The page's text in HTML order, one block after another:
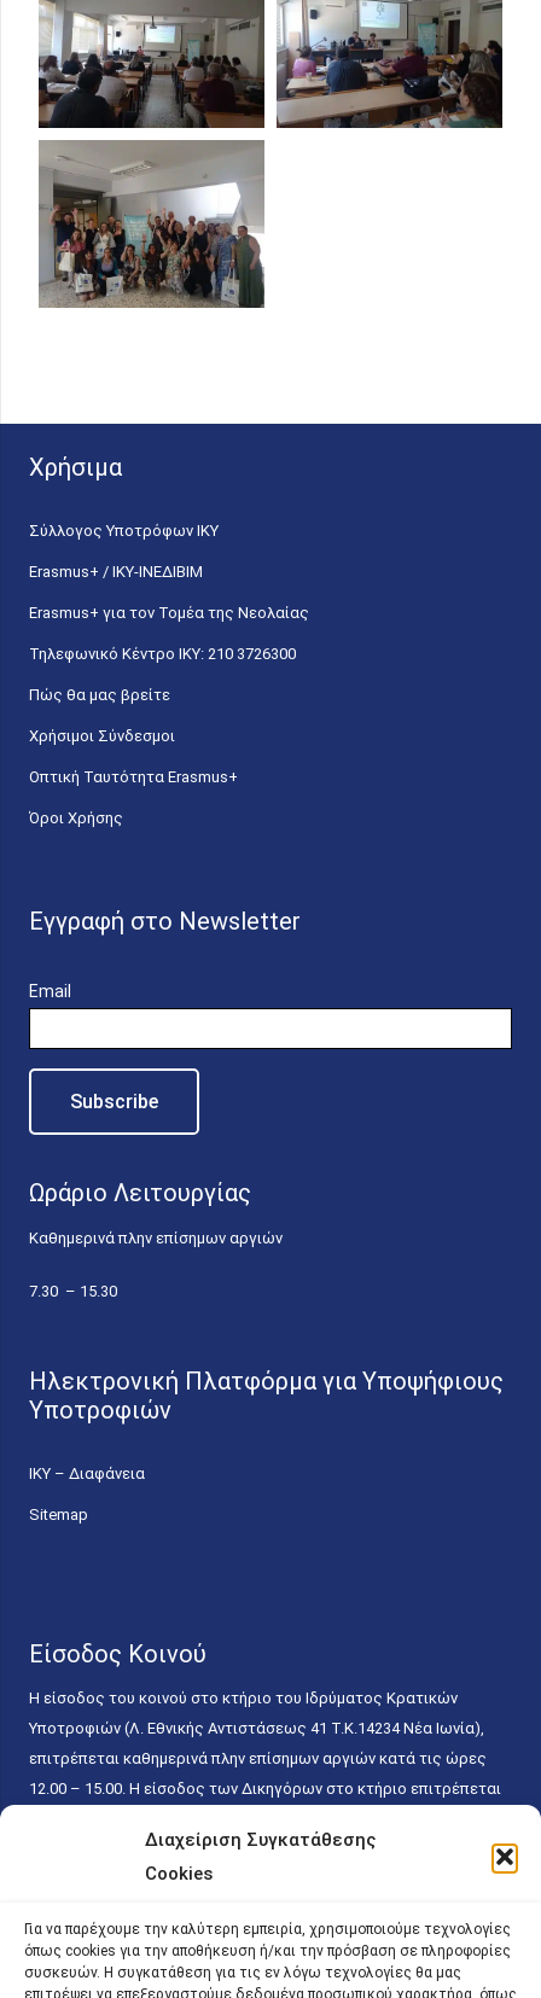
Διαχείριση Συγκατάθεσης
Cookies
Για να παρέχουμε την καλύτερη εμπειρία, χρησιμοποιούμε τεχνολογίες
όπως cookies για την αποθήκευση ή/και την πρόσβαση σε πληροφορίες
συσκευών. Η συγκατάθεση για τις εν λόγω τεχνολογίες θα μας
επιτρέψει να επεξεργαστούμε δεδομένα προσωπικού χαρακτήρα, όπως
Χρήσιμα
Σύλλογος Υποτρόφων ΙΚΥ
Erasmus+ / ΙΚΥ-ΙΝΕΔΙΒΙΜ
Erasmus+ για τον Τομέα της Νεολαίας
Τηλεφωνικό Κέντρο IKY: 210 3726300
Πώς θα μας βρείτε
Χρήσιμοι Σύνδεσμοι
Οπτική Ταυτότητα Erasmus+
Όροι Χρήσης
Εγγραφή στο Newsletter
Email
Ωράριο Λειτουργίας
Καθημερινά πλην επίσημων αργιών
7.30 – 15.30
Ηλεκτρονική Πλατφόρμα για Υποψήφιους
Υποτροφιών
ΙΚΥ – Διαφάνεια
Sitemap
Είσοδος Κοινού
Η είσοδος του κοινού στο κτήριο του Ιδρύματος Κρατικών
Υποτροφιών (Λ. Εθνικής Αντιστάσεως 41 T.K.14234 Νέα Ιωνία),
επιτρέπεται καθημερινά πλην επίσημων αργιών κατά τις ώρες
12.00 – 15.00. Η είσοδος των Δικηγόρων στο κτήριο επιτρέπεται
κάθε εργάσιμη ημέρα και ώρα χωρίς κανέναν χρονικό ή άλλο
περιορισμό. Η είσοδος του κοινού ειδικά στο γραφείο του
15.00. Η εξυπηρέτηση του κοινού πραγματοποιείται βάσει των
παγίων ισχυουσών διατάξεων. Για την αποφυγή συνωστισμού